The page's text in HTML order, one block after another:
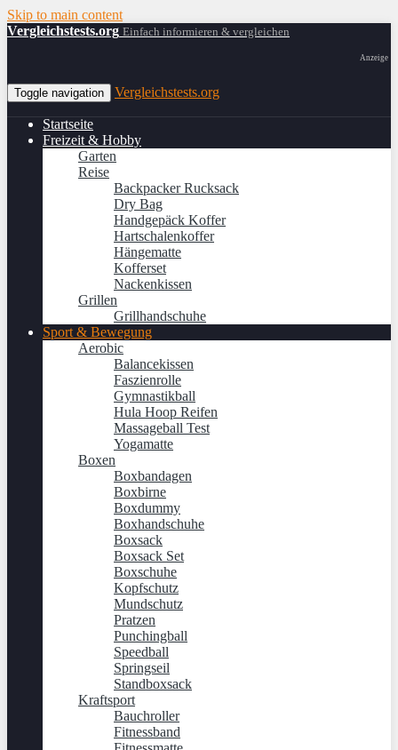
Skip to main content
Vergleichstests.org Einfach informieren & vergleichen
Anzeige
Toggle navigation Vergleichstests.org
Startseite
Freizeit & Hobby
Garten
Reise
Backpacker Rucksack
Dry Bag
Handgepäck Koffer
Hartschalenkoffer
Hängematte
Kofferset
Nackenkissen
Grillen
Grillhandschuhe
Sport & Bewegung
Aerobic
Balancekissen
Faszienrolle
Gymnastikball
Hula Hoop Reifen
Massageball Test
Yogamatte
Boxen
Boxbandagen
Boxbirne
Boxdummy
Boxhandschuhe
Boxsack
Boxsack Set
Boxschuhe
Kopfschutz
Mundschutz
Pratzen
Punchingball
Speedball
Springseil
Standboxsack
Kraftsport
Bauchroller
Fitnessband